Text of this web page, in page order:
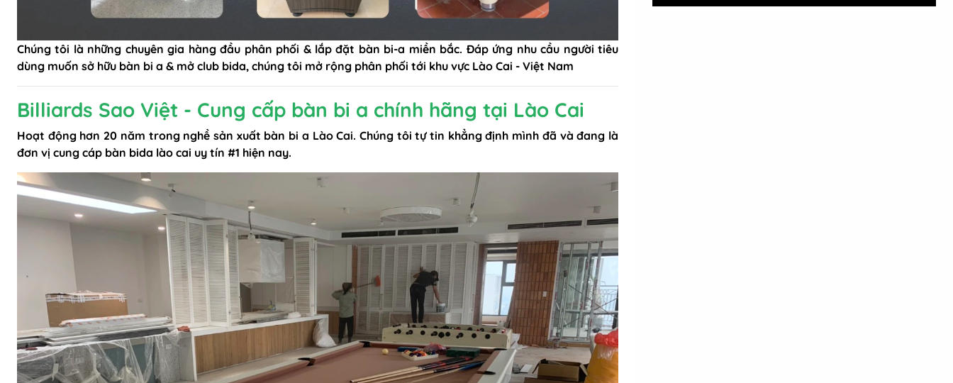
Chúng tôi là những chuyên gia hàng đầu phân phối & lắp đặt bàn bi-a miền bắc. Đáp ứng nhu cầu người tiêu
dùng muốn sở hữu bàn bi a & mở club bida, chúng tôi mở rộng phân phối tới khu vực Lào Cai - Việt Nam
Billiards Sao Việt - Cung cấp bàn bi a chính hãng tại Lào Cai
Hoạt động hơn 20 năm trong nghề sản xuất bàn bi a Lào Cai. Chúng tôi tự tin khẳng định mình đã và đang là
đơn vị cung cáp bàn bida lào cai uy tín #1 hiện nay.